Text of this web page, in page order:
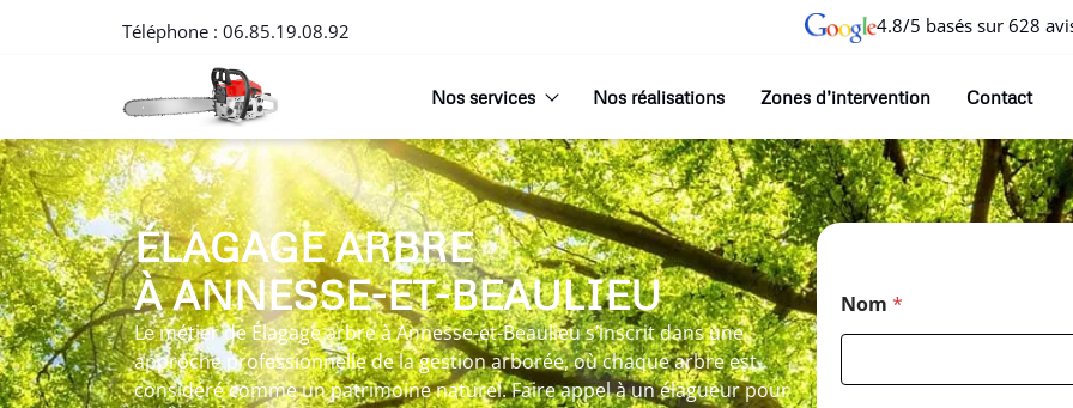
Téléphone : 06.85.19.08.92 4.8/5 basés sur 628
Nos services Nos réalisations Zones d’intervention Contact
ÉLAGAGE ARBRE
À ANNESSE-ET-BEAULIEU
Le métier de Élagage arbre à Annesse-et-Beaulieu s’inscrit dans une
approche professionnelle de la gestion arborée, où chaque arbre est
considéré comme un patrimoine naturel. Faire appel à un élagueur pour
Nom *